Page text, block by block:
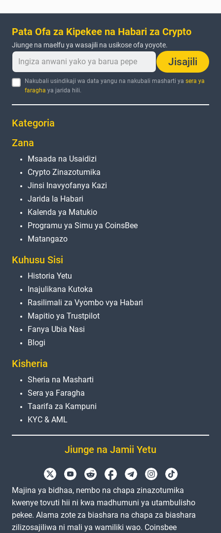
Pata Ofa za Kipekee na Habari za Crypto
Jiunge na maelfu ya wasajili na usikose ofa yoyote.
Jisajili
Nakubali usindikaji wa data yangu na nakubali masharti yasera ya
faragha ya jarida hili.
Kategoria
Zana
Msaada na Usaidizi
Crypto Zinazotumika
Jinsi Inavyofanya Kazi
Jarida la Habari
Kalenda ya Matukio
Programu ya Simu ya CoinsBee
Matangazo
Kuhusu Sisi
Historia Yetu
Inajulikana Kutoka
Rasilimali za Vyombo vya Habari
Mapitio ya Trustpilot
Fanya Ubia Nasi
Blogi
Kisheria
Sheria na Masharti
Sera ya Faragha
Taarifa za Kampuni
KYC & AML
Jiunge na Jamii Yetu
Majina ya bidhaa, nembo na chapa zinazotumika
kwenye tovuti hii ni kwa madhumuni ya utambulisho
pekee. Alama zote za biashara na chapa za biashara
zilizosajiliwa ni mali ya wamiliki wao. Coinsbee